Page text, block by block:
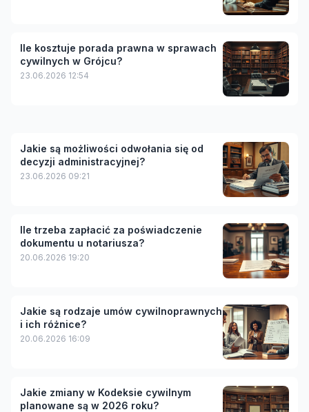
Ile kosztuje porada prawna w sprawach
cywilnych w Grójcu?
23.06.2026 12:54
Jakie są możliwości odwołania się od
decyzji administracyjnej?
23.06.2026 09:21
Ile trzeba zapłacić za poświadczenie
dokumentu u notariusza?
20.06.2026 19:20
Jakie są rodzaje umów cywilnoprawnych
i ich różnice?
20.06.2026 16:09
Jakie zmiany w Kodeksie cywilnym
planowane są w 2026 roku?